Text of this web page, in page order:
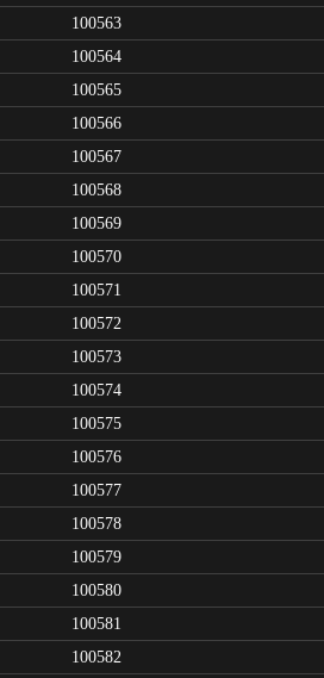
100563
100564
100565
100566
100567
100568
100569
100570
100571
100572
100573
100574
100575
100576
100577
100578
100579
100580
100581
100582